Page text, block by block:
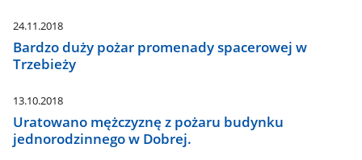
24.11.2018
Bardzo duży pożar promenady spacerowej w
Trzebieży
13.10.2018
Uratowano mężczyznę z pożaru budynku
jednorodzinnego w Dobrej.